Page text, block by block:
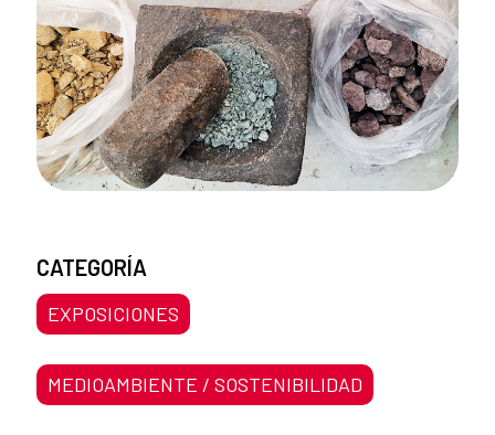
CATEGORÍA
EXPOSICIONES
MEDIOAMBIENTE / SOSTENIBILIDAD